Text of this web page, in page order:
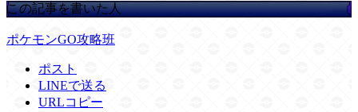
この記事を書いた人
ポケモンGO攻略班
ポスト
LINEで送る
URLコピー